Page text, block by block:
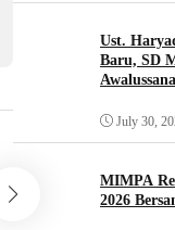
Awali Tahun
Muhammadiyah
Ust.
Baru, SD
July 30,
MIMPA
2026